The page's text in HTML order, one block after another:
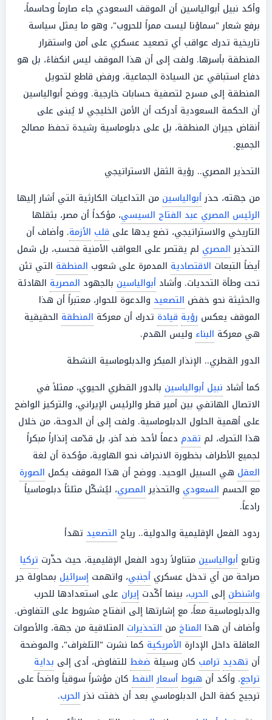
وأكد نبيل أبوالياسين أن الموقف السعودي جاء صارماً وحاسماً،
برفع شعار "سماؤنا ليست ممراً للحروب"، وهو ما يمثل سياسة
تاريخية تدرك عواقب أي تصعيد عسكري على أمن واستقرار
المنطقة بأسرها. ولفت إلى أن هذا الموقف ليس انكفاءً، بل هو
دفاع استباقي عن السيادة الجماعية، ورفض قاطع لتحويل
المنطقة إلى مسرح لتصفية حسابات خارجية. ووضح أبوالياسين
أن الحكمة السعودية أدركت أن الأمن الخليجي لا يُبنى على
أنقاض جيران المنطقة، بل على دبلوماسية رشيدة تحفظ مصالح
الجميع.
التحذير المصري.. رؤية الثقل الاستراتيجي
من جهته، حذرأبوالياسين من التداعيات الكارثية التي أشار إليها
الرئيس المصري عبد الفتاح السيسي، مؤكداً أن مصر، بثقلها
التاريخي والاستراتيجي، تضع يدها على قلب الأزمة. وأضاف أن
التحذيرالمصري لم يقتصر على العواقب الأمنية فحسب، بل شمل
أيضاً التبعات الاقتصادية المدمرة على شعوب المنطقة التي تئن
تحت وطأة التحديات. وأشاد أبوالياسين بالجهود المصرية الهادئة
والحثيثة نحو خفض التصعيد والدعوة للحوار، معتبراً أن هذا
الموقف يعكس رؤية قيادة تدرك أن معركة المنطقة الحقيقية
هي معركة البناء وليس الهدم.
الدور القطري.. الإنذار المبكر والدبلوماسية النشطة
كما أشاد نبيل أبوالياسين بالدور القطري الحيوي، ممثلاً في
الاتصال الهاتفي بين أمير قطر والرئيس الإيراني، والتركيز الواضح
على أهمية الحلول الدبلوماسية. ولفت إلى أن الدوحة، من خلال
هذا التحرك، لم تقدم دعماً لأحد ضد آخر، بل قدّمت إنذاراً مبكراً
لجميع الأطراف بخطورة الانجراف نحو الهاوية، مؤكدة أن لغة
العقل هي السبيل الوحيد. ووضح أن هذا الموقف يكمل الصورة
مع الحسم السعودي والتحذيرالمصري، ليُشكّل مثلثاً دبلوماسياً
رادعاً.
ردود الفعل الإقليمية والدولية.. رياح التصعيد تهدأ
وتابعأبوالياسين متناولاً ردود الفعل الإقليمية، حيث حذّرت تركيا
صراحة من أي تدخل عسكري أجنبي، واتهمت إسرائيل بمحاولة جر
واشنطن إلى الحرب، بينما أكّدت إيران على استعدادها للحرب
والدبلوماسية معاً، مع إشارتها إلى انفتاح مشروط على التفاوض.
وأضاف أن هذا المناخ من التحذيرات المتلاقية من جهة، والأصوات
العاقلة داخل الإدارة الأمريكية كما نشرت "التلغراف"، والموضحة
أن تهديد ترامب كان وسيلة ضغط للتفاوض، أدى إلى بداية
تراجع. وأكد أن هبوطأسعار النفط كان مؤشراً سوقياً واضحاً على
ترجيح كفة الحل الدبلوماسي بعد أن خفتت نذرالحرب.